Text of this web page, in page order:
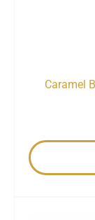
Caramel